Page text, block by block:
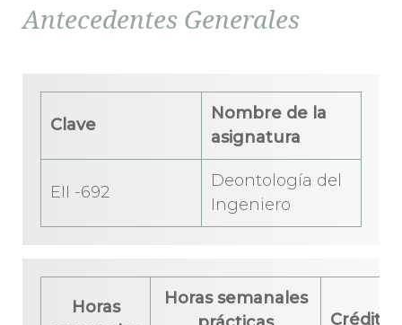
Antecedentes Generales
Clave
Nombre de la
asignatura
EII -692
Deontología del
Ingeniero
Horas
Horas semanales
Créditos